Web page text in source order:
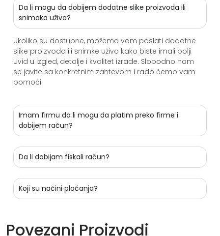
Da li mogu da dobijem dodatne slike proizvoda ili
snimaka uživo?
Ukoliko su dostupne, možemo vam poslati dodatne
slike proizvoda ili snimke uživo kako biste imali bolji
uvid u izgled, detalje i kvalitet izrade. Slobodno nam
se javite sa konkretnim zahtevom i rado ćemo vam
pomoći.
Imam firmu da li mogu da platim preko firme i
dobijem račun?
Da li dobijam fiskali račun?
Koji su načini plaćanja?
Povezani Proizvodi